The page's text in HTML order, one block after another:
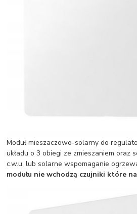
Moduł mieszaczowo-solarny do
układu o 3 obiegi ze zmieszaniem oraz
c.w.u. lub solarne wspomaganie
modułu nie wchodzą czujniki które